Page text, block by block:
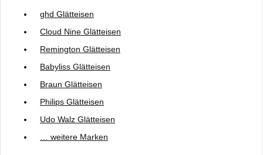
ghd Glätteisen
Cloud Nine Glätteisen
Remington Glätteisen
Babyliss Glätteisen
Braun Glätteisen
Philips Glätteisen
Udo Walz Glätteisen
… weitere Marken